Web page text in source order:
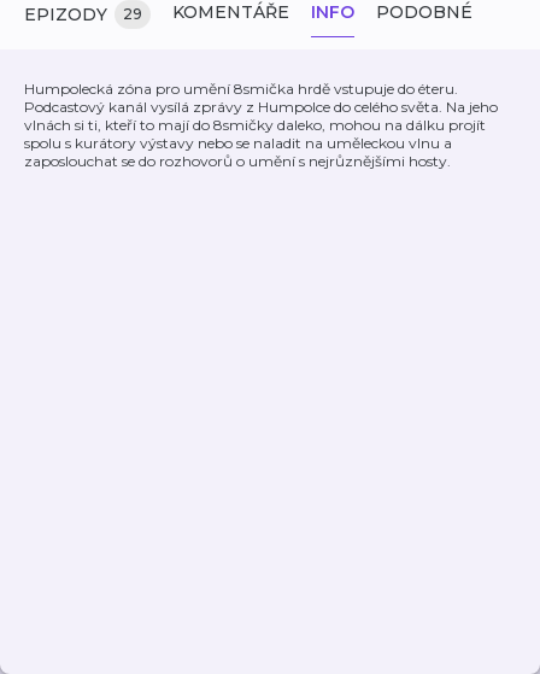
EPIZODY 29 KOMENTÁŘE INFO PODOBNÉ
Humpolecká zóna pro umění 8smička hrdě vstupuje do éteru.
Podcastový kanál vysílá zprávy z Humpolce do celého světa. Na jeho
vlnách si ti, kteří to mají do 8smičky daleko, mohou na dálku projít
spolu s kurátory výstavy nebo se naladit na uměleckou vlnu a
zaposlouchat se do rozhovorů o umění s nejrůznějšími hosty.